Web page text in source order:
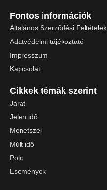
Fontos információk
Általános Szerződési Feltételek
Adatvédelmi tájékoztató
Impresszum
Kapcsolat
Cikkek témák szerint
Járat
Jelen idő
Menetszél
Múlt idő
Polc
Események